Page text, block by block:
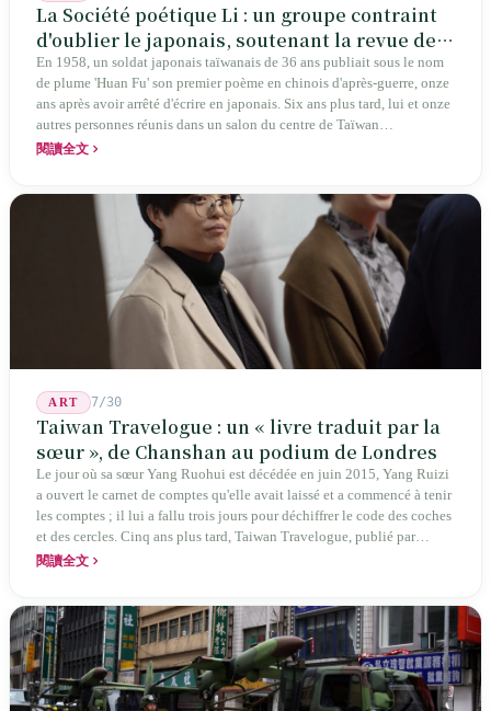
La Société poétique Li : un groupe contraint
d'oublier le japonais, soutenant la revue de
poésie chinoise la plus ancienne de Taïwan
En 1958, un soldat japonais taïwanais de 36 ans publiait sous le nom
de plume 'Huan Fu' son premier poème en chinois d'après-guerre, onze
ans après avoir arrêté d'écrire en japonais. Six ans plus tard, lui et onze
autres personnes réunis dans un salon du centre de Taïwan
transformaient cette expérience de mutisme générationnel en une
jusqu'aux manuels scolaires du collège.
閱讀全文
ART 7/30
Taiwan Travelogue : un « livre traduit par la
sœur », de Chanshan au podium de Londres
Le jour où sa sœur Yang Ruohui est décédée en juin 2015, Yang Ruizi
a ouvert le carnet de comptes qu'elle avait laissé et a commencé à tenir
les comptes ; il lui a fallu trois jours pour déchiffrer le code des coches
et des cercles. Cinq ans plus tard, Taiwan Travelogue, publié par
Chanshan, portait la mention « par Chihako Aoyama, traduit par Yang
traduit un livre inexistant sous le nom de sa sœur.
閱讀全文